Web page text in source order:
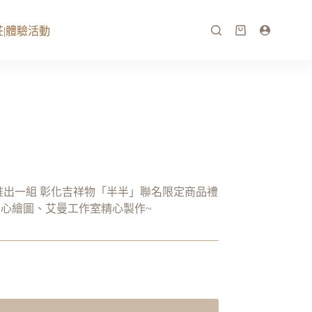
|體驗活動
一組 彰化吉祥物「半半」聯名限定商品禮
繪圖、艾曼工作室精心製作~